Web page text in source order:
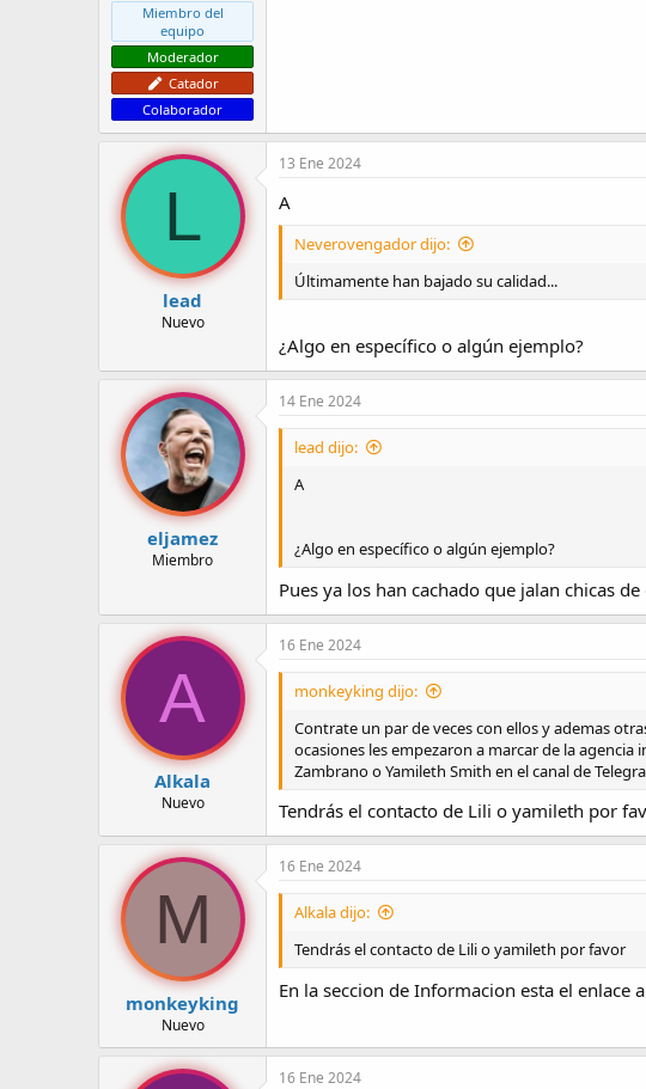
Miembro del
equipo
Moderador
Catador
Colaborador
L
lead
Nuevo
13 Ene 2024
A
Neverovengador dijo:
Últimamente han bajado su calidad...
¿Algo en específico o algún ejemplo?
eljamez
Miembro
14 Ene 2024
lead dijo:
A
¿Algo en específico o algún ejemplo?
Pues ya los han cachado que jalan chicas
A
Alkala
Nuevo
16 Ene 2024
monkeyking dijo:
Contrate un par de veces con ellos y ademas
ocasiones les empezaron a marcar de la
Zambrano o Yamileth Smith en el canal de
Tendrás el contacto de Lili o yamileth por
M
monkeyking
Nuevo
16 Ene 2024
Alkala dijo:
Tendrás el contacto de Lili o yamileth por favor
En la seccion de Informacion esta el enlace
16 Ene 2024